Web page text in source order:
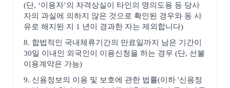
(단, ‘이용자’의 자격상실이 타인의 명의도용 등 당사
자의 과실에 의하지 않은 것으로 확인된 경우와 동 사
유로 해지된 지 1 년이 경과한 자는 제외합니다)
8. 합법적인 국내체류기간의 만료일까지 남은 기간이
30일 이내인 외국인이 이용신청을 하는 경우 (단, 선불
이용계약은 가능)
9. 신용정보의 이용 및 보호에 관한 법률(이하 '신용정